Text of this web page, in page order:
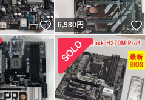
いいね！
6,980円